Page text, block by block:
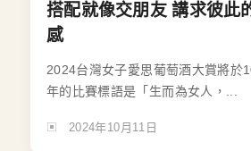
搭配就像交朋友 講求彼此
感
2024台灣女子愛思葡萄酒大賞將於
年的比賽標語是「生而為女人，...
2024年10月11日